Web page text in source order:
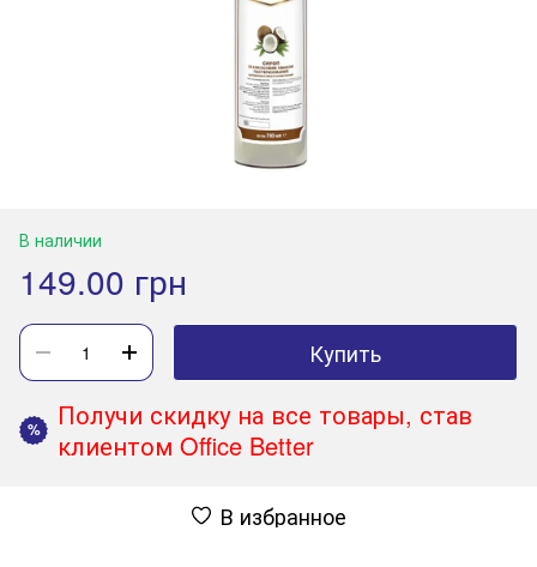
В наличии
149.00 грн
Купить
%
Получи скидку на все товары, став
клиентом Office Better
В избранное